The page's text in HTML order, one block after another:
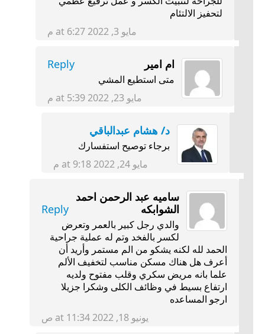
لتحفيز الالتئام
مايو 3, 2022 at 6:27 م
ام امير Reply
متى استطيع المشي
مايو 23, 2022 at 5:39 م
د/ هشام عبدالباقي
برجاء توصيح استفسارك
مايو 24, 2022 at 9:18 م
ساميه عبد الرحمن احمد
الشوابكه
Reply
والدي رجل كبير بالعمر وتعرض
لكسر بالفخد وتم له عملية جراحية
الحمد لله لكنه يشكو من الم مستمر وأريد أن
أعرف هل هناك مسكن مناسب لتخفيف الألم
علما بانه مريض سكري وقلب مفتوح ولديه
ارتفاع بسيط في وظائف الكلى وشكرا جزيلا
ارجو المساعده
يونيو 18, 2022 at 11:34 ص